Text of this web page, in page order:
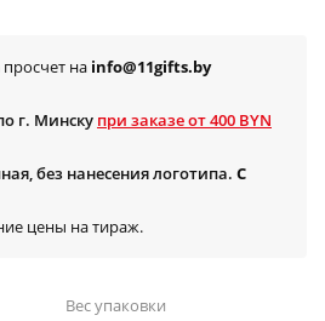
на info@11gifts.by
г. Минску при заказе от 400 BYN
без нанесения логотипа. С
цены на тираж.
Вес упаковки